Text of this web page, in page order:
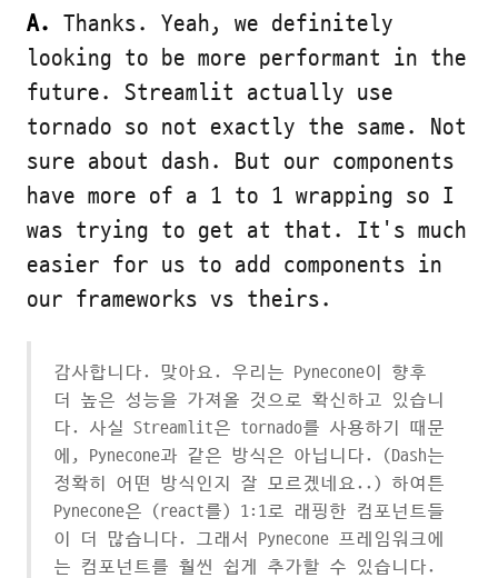
A.
Thanks. Yeah, we definitely
looking to be more performant in the
future. Streamlit actually use
tornado so not exactly the same. Not
sure about dash. But our components
have more of a 1 to 1 wrapping so I
was trying to get at that. It's much
easier for us to add components in
our frameworks vs theirs.
감사합니다. 맞아요. 우리는 Pynecone이 향후
더 높은 성능을 가져올 것으로 확신하고 있습니
다. 사실 Streamlit은 tornado를 사용하기 때문
에, Pynecone과 같은 방식은 아닙니다. (Dash는
정확히 어떤 방식인지 잘 모르겠네요..) 하여튼
Pynecone은 (react를) 1:1로 래핑한 컴포넌트들
이 더 많습니다. 그래서 Pynecone 프레임워크에
는 컴포넌트를 훨씬 쉽게 추가할 수 있습니다.